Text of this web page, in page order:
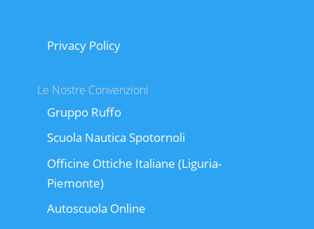
Privacy Policy
Le Nostre Convenzioni
Gruppo Ruffo
Scuola Nautica Spotornoli
Officine Ottiche Italiane (Liguria-
Piemonte)
Autoscuola Online